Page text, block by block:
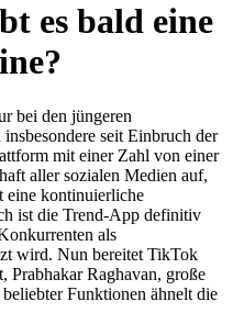
es bald eine
bei den jüngeren
seit Einbruch der
mit einer Zahl von einer
aller sozialen Medien auf,
eine kontinuierliche
ist die Trend-App definitiv
als
wird. Nun bereitet TikTok
Prabhakar Raghavan, große
Funktionen ähnelt die